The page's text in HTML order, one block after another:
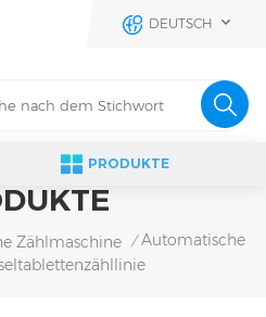
DEUTSCH
PRODUKTE
Zählmaschine / Automatische